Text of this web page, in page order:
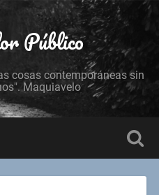
Público
cosas contemporáneas sin
Maquiavelo